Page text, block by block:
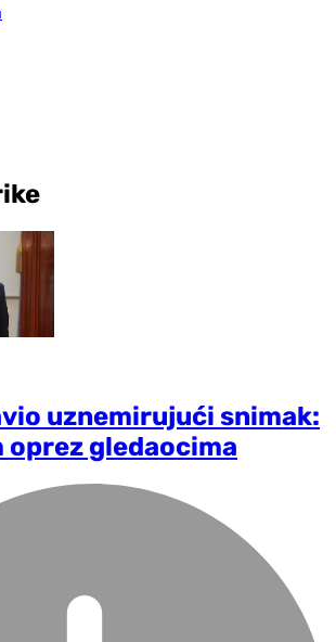
uznemirujući snimak:
oprez gledaocima